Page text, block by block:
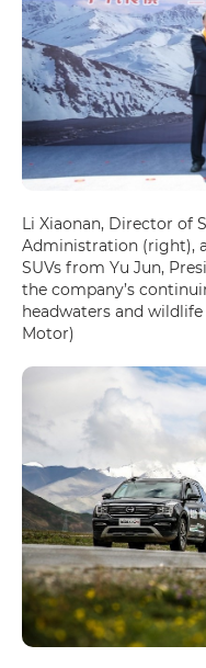
Li Xiaonan, Director of
Administration (right),
SUVs from Yu Jun,
the company’s
headwaters and
Motor)